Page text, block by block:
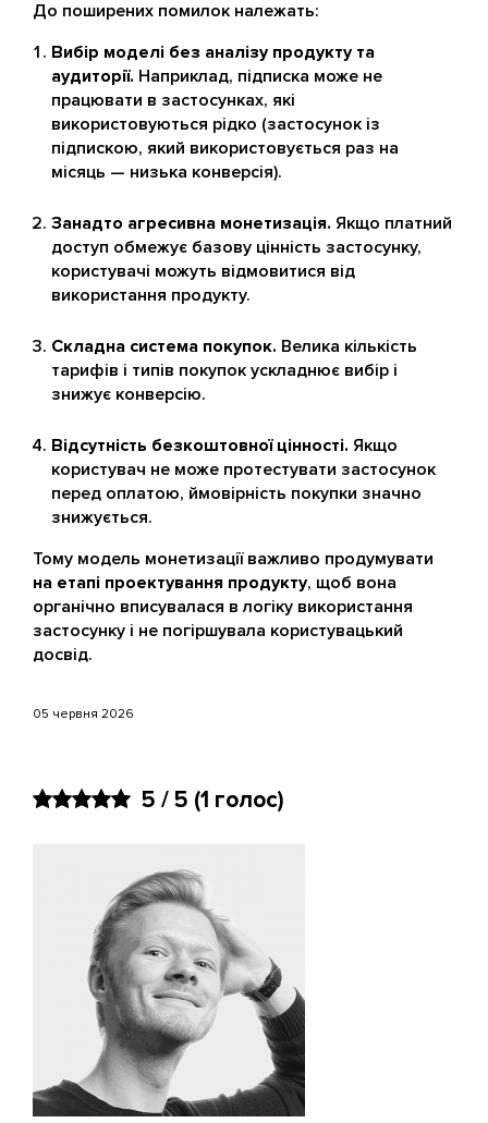
До поширених помилок належать:
Вибір моделі без аналізу продукту та
аудиторії. Наприклад, підписка може не
працювати в застосунках, які
використовуються рідко (застосунок із
підпискою, який використовується раз на
місяць — низька конверсія).
Занадто агресивна монетизація. Якщо платний
доступ обмежує базову цінність застосунку,
користувачі можуть відмовитися від
використання продукту.
Складна система покупок. Велика кількість
тарифів і типів покупок ускладнює вибір і
знижує конверсію.
Відсутність безкоштовної цінності. Якщо
користувач не може протестувати застосунок
перед оплатою, ймовірність покупки значно
знижується.
Тому модель монетизації важливо продумувати
на етапі проектування продукту, щоб вона
органічно вписувалася в логіку використання
застосунку і не погіршувала користувацький
досвід.
05 червня 2026
5 / 5 (1 голос)